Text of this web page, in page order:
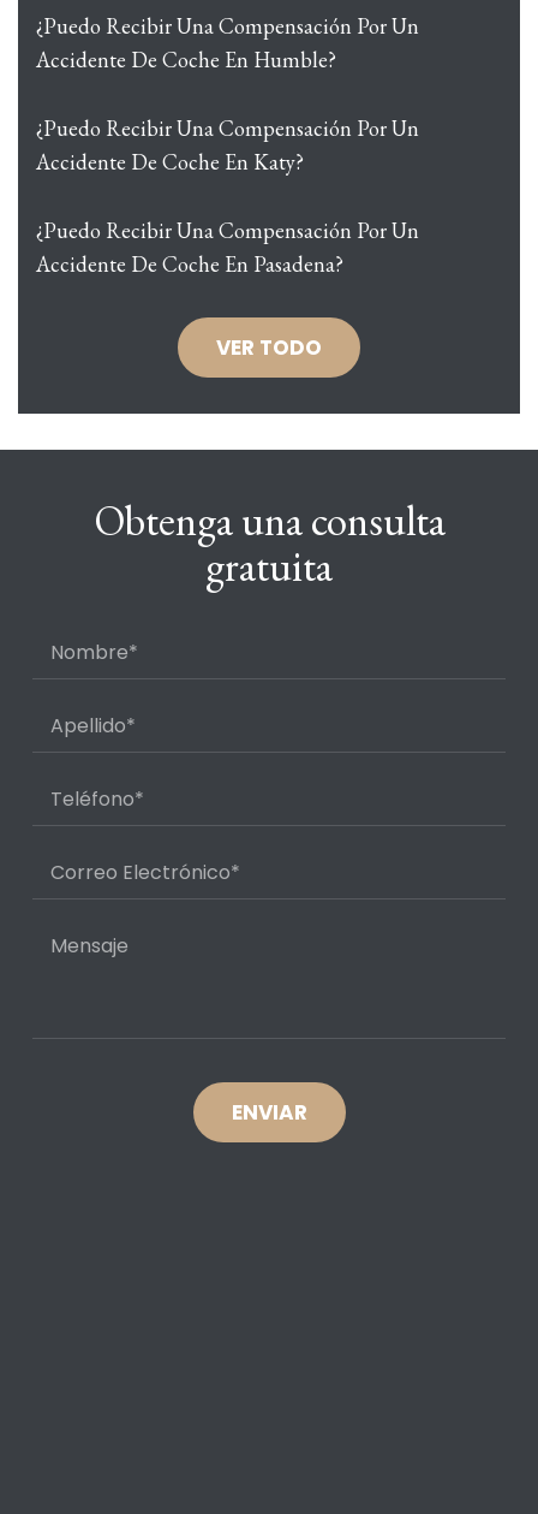
¿Puedo Recibir Una Compensación Por Un
Accidente De Coche En Humble?
¿Puedo Recibir Una Compensación Por Un
Accidente De Coche En Katy?
¿Puedo Recibir Una Compensación Por Un
Accidente De Coche En Pasadena?
VER TODO
Obtenga una consulta
gratuita